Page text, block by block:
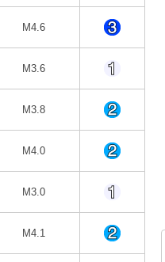
M4.6
M3.6
M3.8
M4.0
M3.0
M4.1